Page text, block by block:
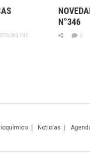
ONLINE
N°346
0
Noticias